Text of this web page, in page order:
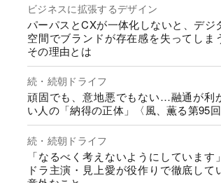
ビジネスに拡張するデザイン
パーパスとCXが一体化しないと、デジ
空間でブランドが存在感を失ってし
その理由とは
続・続朝ドライフ
頑固でも、意地悪でもない…融通が利
い人の「納得の正体」〈風、薫る第95回
続・続朝ドライフ
「なるべく考えないようにしています
ドラ主演・見上愛が役作りで徹底して